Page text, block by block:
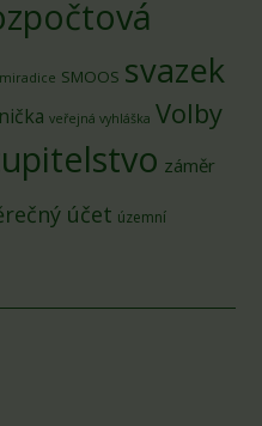
SMOOS svazek
veřejná vyhláška Volby
záměr
účet územní